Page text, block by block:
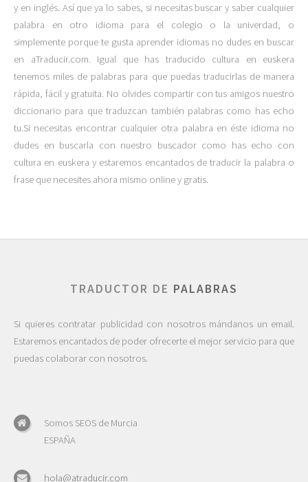
y en inglés. Así que ya lo sabes, si necesitas buscar y saber cualquier
palabra en otro idioma para el colegio o la univerdad, o
simplemente porque te gusta aprender idiomas no dudes en buscar
en aTraducir.com. Igual que has traducido cultura en euskera
tenemos miles de palabras para que puedas traducirlas de manera
rápida, fácil y gratuita. No olvides compartir con tus amigos nuestro
diccionario para que traduzcan también palabras como has echo
tu.Si necesitas encontrar cualquier otra palabra en éste idioma no
dudes en buscarla con nuestro buscador como has echo con
cultura en euskera y estaremos encantados de traducir la palabra o
frase que necesites ahora mismo online y gratis.
TRADUCTOR DE PALABRAS
Si quieres contratar publicidad con nosotros mándanos un email.
Estaremos encantados de poder ofrecerte el mejor servicio para que
puedas colaborar con nosotros.
Somos SEOS de Murcia
ESPAÑA
hola@atraducir.com